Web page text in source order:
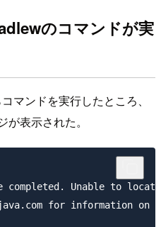
のコマンドが実
マンドを実行したところ、
表示された。
completed. Unable to
for information on